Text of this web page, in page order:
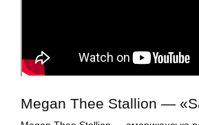
Megan Thee Stallion —